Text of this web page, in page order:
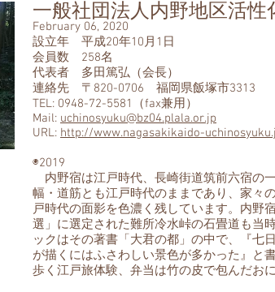
一般社団法人内野地区活性
February 06, 2020
設立年 平成20年10月1日
会員数 258名
代表者 多田篤弘（会長）
連絡先 〒820-0706 福岡県飯塚市3313
TEL: 0948-72-5581（fax兼用）
Mail: uchinosyuku@bz04.plala.or.jp
URL: http://www.nagasakikaido-
◉2019
内野宿は江戸時代、長崎街道筑前六宿の
幅・道筋とも江戸時代のままであり、家々
戸時代の面影を色濃く残しています。内野
選」に選定された難所冷水峠の石畳道も当
ックはその著書「大君の都」の中で、『七
が描くにはふさわしい景色が多かった』と
歩く江戸旅体験、弁当は竹の皮で包んだお